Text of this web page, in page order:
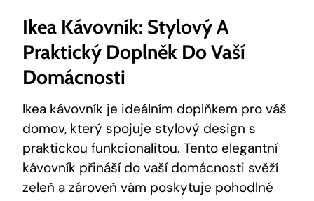
Ikea Kávovník: Stylový A
Praktický Doplněk Do Vaší
Domácnosti
Ikea kávovník je ideálním doplňkem pro váš
domov, který spojuje stylový design s
praktickou funkcionalitou. Tento elegantní
kávovník přináší do vaší domácnosti svěží
zeleň a zároveň vám poskytuje pohodlné